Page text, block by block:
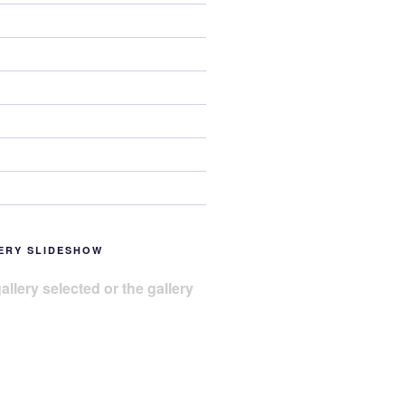
SLIDESHOW
selected or the gallery